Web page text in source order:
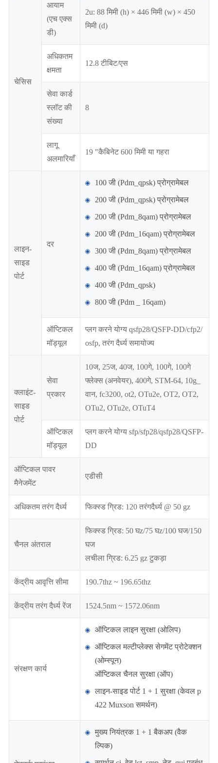
चेसिस
आयाम
(एच एक्स
डी)
2u: 88 मिमी (h) × 446 मिमी (w) × 450
मिमी (d)
अधिकतम
क्षमता
12.8 टीबिट/एस
सेवा कार्ड
स्लॉट की
संख्या
8
लागू
अलमारियाँ
19 "कैबिनेट 600 मिमी या गहरा
लाइन-
साइड
पोर्ट
दर
100 जी (Pdm_qpsk) प्रोग्रामेबल
200 जी (Pdm_qpsk) प्रोग्रामेबल
200 जी (Pdm_8qam) प्रोग्रामेबल
200 जी (Pdm_16qam) प्रोग्रामेबल
300 जी (Pdm_8qam) प्रोग्रामेबल
400 जी (Pdm_16qam) प्रोग्रामेबल
400 जी (Pdm_qpsk)
800 जी (Pdm _ 16qam)
ऑप्टिकल
मॉड्यूल
प्लग करने योग्य qsfp28/QSFP-DD/cfp2/
osfp, तरंग दैर्ध्य समायोज्य
क्लाइंट-
साइड
पोर्ट
सेवा
प्रकार
10ज, 25ज, 40ज, 100गे, 100गे, 100गे
फ्लेक्स (अनवेयर), 400गे, STM-64, 10g_
वान, fc3200, ot2, OTu2e, OT2, OT2,
OTu2, OTu2e, OTuT4
ऑप्टिकल
मॉड्यूल
प्लग करने योग्य sfp/sfp28/qsfp28/QSFP-
DD
ऑप्टिकल पावर
मैनेजमेंट
एडीसी
अधिकतम तरंग दैर्ध्य फिक्स्ड ग्रिड: 120 तरंगदैर्ध्य @ 50 gz
चैनल अंतराल
फिक्स्ड ग्रिड: 50 घz/75 घz/100 घज/150
घज
लचीला ग्रिड: 6.25 gz टुकड़ा
केंद्रीय आवृत्ति सीमा 190.7thz ~ 196.65thz
केंद्रीय तरंग दैर्ध्य रेंज 1524.5nm ~ 1572.06nm
संरक्षण कार्य
ऑप्टिकल लाइन सुरक्षा (ओलिप)
ऑप्टिकल मल्टीप्लेक्स सेगमेंट प्रोटेक्शन
(ओम्स्पून)
ऑप्टिकल चैनल सुरक्षा (ऑप)
लाइन-साइड पोर्ट 1 + 1 सुरक्षा (केवल p
422 Muxson समर्थन)
मुख्य नियंत्रक 1 + 1 बैकअप (वैक
ल्पिक)